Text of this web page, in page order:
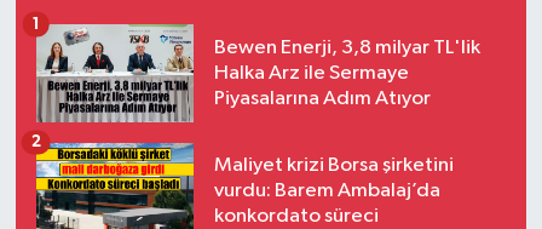
Bewen Enerji, 3,8 milyar TL'lik
Halka Arz ile Sermaye
Piyasalarına Adım Atıyor
1
Maliyet krizi Borsa şirketini
vurdu: Barem Ambalaj’da
konkordato süreci
2